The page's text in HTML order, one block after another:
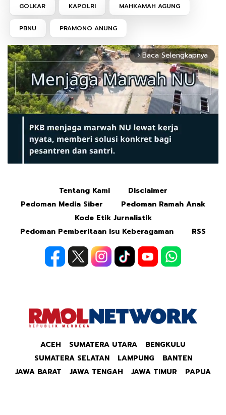
GOLKAR KAPOLRI MAHKAMAH AGUNG
PBNU PRAMONO ANUNG
arrow_forward_ios Baca Selengkapnya
Tentang Kami
Disclaimer
Pedoman Media Siber
Pedoman Ramah Anak
Kode Etik Jurnalistik
Pedoman Pemberitaan Isu Keberagaman
RSS
ACEH SUMATERA UTARA
BENGKULU
SUMATERA SELATAN
LAMPUNG
BANTEN
JAWA BARAT
JAWA TENGAH JAWA TIMUR PAPUA